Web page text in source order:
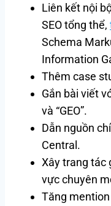
Liên kết nội
SEO tổng thể,
Schema
Information
Thêm case
Gắn bài viết
và “GEO”.
Dẫn nguồn
Central.
Xây trang tác
vực chuyên
Tăng